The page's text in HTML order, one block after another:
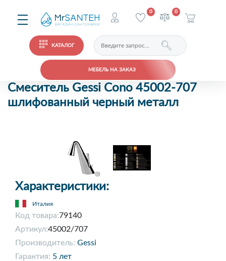
КАТАЛОГ
МЕБЕЛЬ НА ЗАКАЗ
0 0
Смеситель Gessi Cono 45002-707
шлифованный черный металл
Характеристики:
Италия
Код товара:79140
Артикул:45002/707
Производитель: Gessi
Гарантия: 5 лет